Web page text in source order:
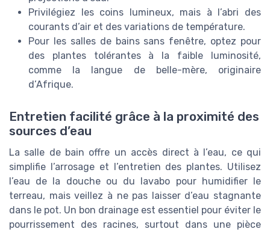
Privilégiez les coins lumineux, mais à l’abri des
courants d’air et des variations de température.
Pour les salles de bains sans fenêtre, optez pour
des plantes tolérantes à la faible luminosité,
comme la langue de belle-mère, originaire
d’Afrique.
Entretien facilité grâce à la proximité des
sources d’eau
La salle de bain offre un accès direct à l’eau, ce qui
simplifie l’arrosage et l’entretien des plantes. Utilisez
l’eau de la douche ou du lavabo pour humidifier le
terreau, mais veillez à ne pas laisser d’eau stagnante
dans le pot. Un bon drainage est essentiel pour éviter le
pourrissement des racines, surtout dans une pièce